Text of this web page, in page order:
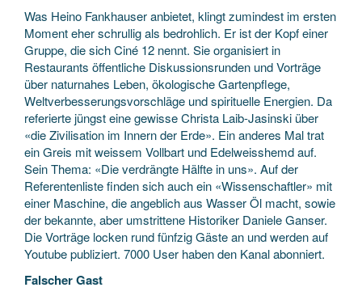
Was Heino Fankhauser anbietet, klingt zumindest im ersten
Moment eher schrullig als bedrohlich. Er ist der Kopf einer
Gruppe, die sich Ciné 12 nennt. Sie organisiert in
Restaurants öffentliche Diskussionsrunden und Vorträge
über naturnahes Leben, ökologische Gartenpflege,
Weltverbesserungsvorschläge und spirituelle Energien. Da
referierte jüngst eine gewisse Christa Laib-Jasinski über
«die Zivilisation im Innern der Erde». Ein anderes Mal trat
ein Greis mit weissem Vollbart und Edelweisshemd auf.
Sein Thema: «Die verdrängte Hälfte in uns». Auf der
Referentenliste finden sich auch ein «Wissenschaftler» mit
einer Maschine, die angeblich aus Wasser Öl macht, sowie
der bekannte, aber umstrittene Historiker Daniele Ganser.
Die Vorträge locken rund fünfzig Gäste an und werden auf
Youtube publiziert. 7000 User haben den Kanal abonniert.
Falscher Gast